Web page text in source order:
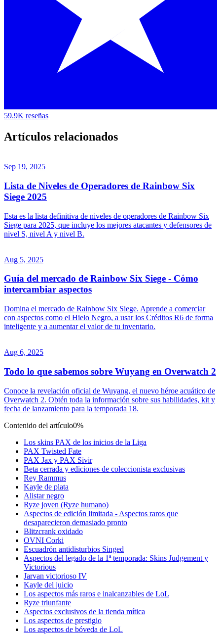
59.9K reseñas
Artículos relacionados
Sep 19, 2025
Lista de Niveles de Operadores de Rainbow Six
Siege 2025
Esta es la lista definitiva de niveles de operadores de Rainbow Six
Siege para 2025, que incluye los mejores atacantes y defensores de
nivel S, nivel A y nivel B.
Aug 5, 2025
Guía del mercado de Rainbow Six Siege - Cómo
intercambiar aspectos
Domina el mercado de Rainbow Six Siege. Aprende a comerciar
con aspectos como el Hielo Negro, a usar los Créditos R6 de forma
inteligente y a aumentar el valor de tu inventario.
Aug 6, 2025
Todo lo que sabemos sobre Wuyang en Overwatch 2
Conoce la revelación oficial de Wuyang, el nuevo héroe acuático de
Overwatch 2. Obtén toda la información sobre sus habilidades, kit y
fecha de lanzamiento para la temporada 18.
Contenido del artículo0%
Los skins PAX de los inicios de la Liga
PAX Twisted Fate
PAX Jax y PAX Sivir
Beta cerrada y ediciones de coleccionista exclusivas
Rey Rammus
Kayle de plata
Alistar negro
Ryze joven (Ryze humano)
Aspectos de edición limitada - Aspectos raros que
desaparecieron demasiado pronto
Blitzcrank oxidado
OVNI Corki
Escuadrón antidisturbios Singed
Aspectos del legado de la 1ª temporada: Skins Judgement y
Victorious
Jarvan victorioso IV
Kayle del juicio
Los aspectos más raros e inalcanzables de LoL
Ryze triunfante
Aspectos exclusivos de la tienda mítica
Los aspectos de prestigio
Los aspectos de bóveda de LoL